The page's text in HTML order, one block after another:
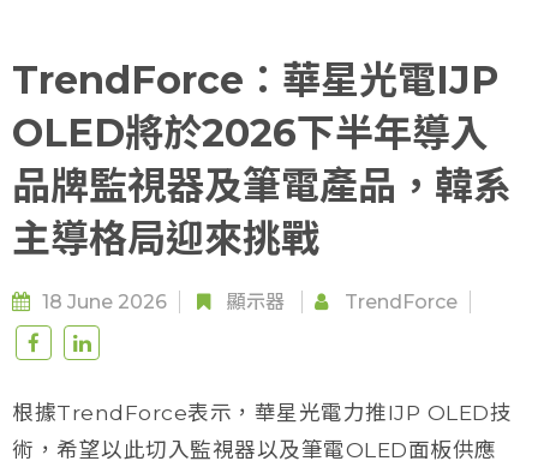
TrendForce：華星光電IJP
OLED將於2026下半年導入
品牌監視器及筆電產品，韓系
主導格局迎來挑戰
18 June 2026 顯示器 TrendForce
根據TrendForce表示，華星光電力推IJP OLED技
術，希望以此切入監視器以及筆電OLED面板供應